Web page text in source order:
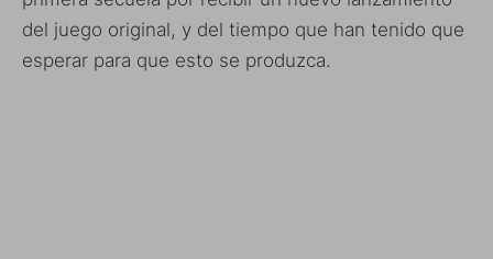
del juego original, y del tiempo que han tenido que
esperar para que esto se produzca.